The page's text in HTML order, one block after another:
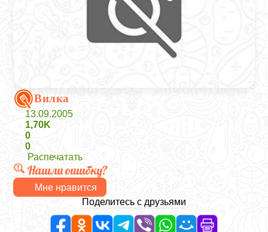
Вилка
13.09.2005
1,70K
0
0
Распечатать
Нашли ошибку?
Мне нравится
Поделитесь с друзьями